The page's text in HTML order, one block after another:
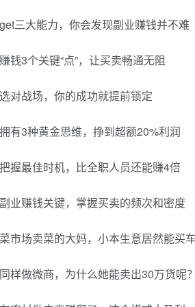
三大能力，你会发现副业赚钱并不难
钱3个关键“点”，让买卖畅通无阻
对战场，你的成功就提前锁定
有3种黄金思维，挣到超额20%利润
握最佳时机，比全职人员还能赚4倍
业赚钱关键，掌握买卖的频次和密度
市场卖菜的大妈，小本生意居然能买
样做微商，为什么她能卖出30万货呢